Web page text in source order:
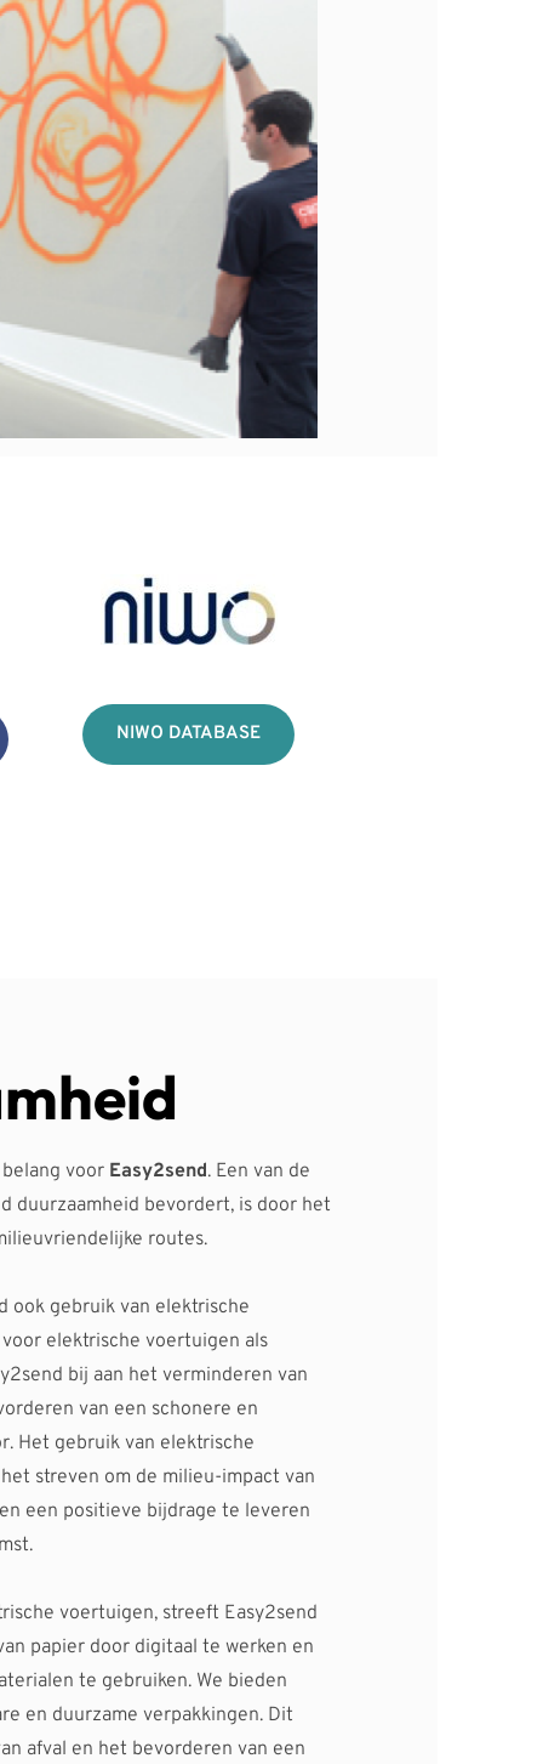
NIWO DATABASE
voor Easy2send. Een van de
duurzaamheid bevordert, is door het
routes.
ook gebruik van elektrische
elektrische voertuigen als
bij aan het verminderen van
van een schonere en
Het gebruik van elektrische
streven om de milieu-impact van
een positieve bijdrage te leveren
voertuigen, streeft Easy2send
papier door digitaal te werken en
te gebruiken. We bieden
en duurzame verpakkingen. Dit
afval en het bevorderen van een